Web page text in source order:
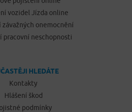
vozidel Jízda online
onemocnění
pracovní neschopnosti
HLEDÁTE
Kontakty
Hlášení škod
podmínky